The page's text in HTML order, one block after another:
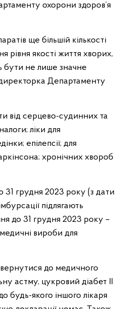
охорони здоров’я
ще більшій кількості
рівня якості життя хворих,
бути не лише значне
директорка Департаменту
від серцево-судинних та
ліки для
епілепсії; для
хронічних хвороб
грудня 2023 року (з дати
підлягають
до 31 грудня 2023 року –
вироби для
до медичного
астму, цукровий діабет ІІ
будь-якого іншого лікаря